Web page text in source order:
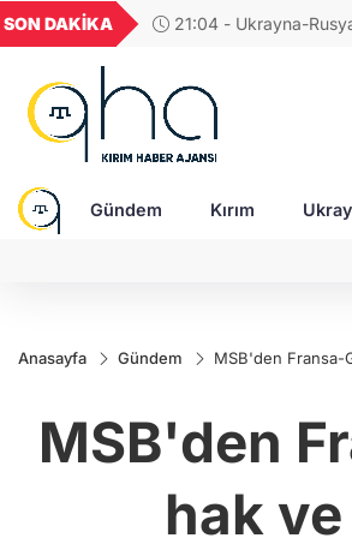
SON DAKİKA
17:38 - Araştırmacı
GEL
18,2377
16,2326
Gündem Kırım
Anasayfa Gündem MSB'den Fransa-
MSB'den
hak